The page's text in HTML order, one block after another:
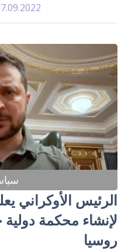
- 13:53
الرئيس الأوكراني
لإنشاء محكمة
روسيا